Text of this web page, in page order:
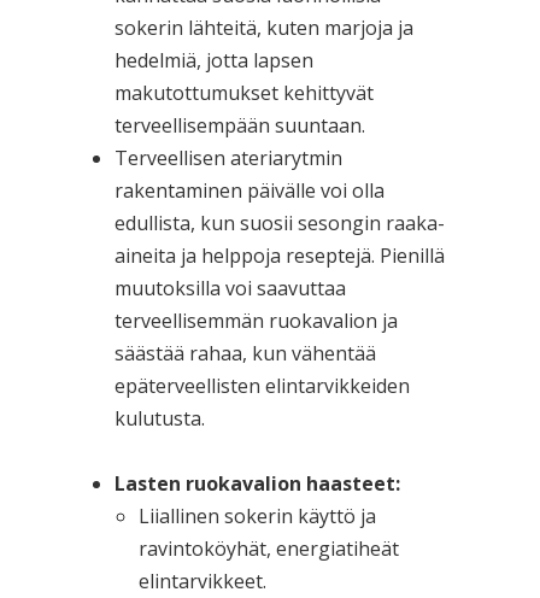
sokerin lähteitä, kuten marjoja ja
hedelmiä, jotta lapsen
makutottumukset kehittyvät
terveellisempään suuntaan.
Terveellisen ateriarytmin
rakentaminen päivälle voi olla
edullista, kun suosii sesongin raaka-
aineita ja helppoja reseptejä. Pienillä
muutoksilla voi saavuttaa
terveellisemmän ruokavalion ja
säästää rahaa, kun vähentää
epäterveellisten elintarvikkeiden
kulutusta.
Lasten ruokavalion haasteet:
Liiallinen sokerin käyttö ja
ravintoköyhät, energiatiheät
elintarvikkeet.